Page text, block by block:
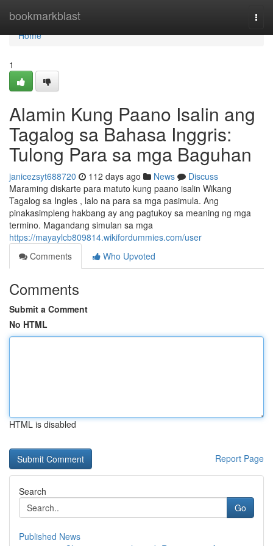
bookmarkblast
Home
Home
1
Alamin Kung Paano Isalin ang
Tagalog sa Bahasa Inggris:
Tulong Para sa mga Baguhan
janicezsyt688720 112 days ago News
Discuss
Maraming diskarte para matuto kung paano isalin Wikang
Tagalog sa Ingles , lalo na para sa mga pasimula. Ang
pinakasimpleng hakbang ay ang pagtukoy sa meaning ng mga
termino. Magandang simulan sa mga
https://mayaylcb809814.wikifordummies.com/user
Comments
Who Upvoted
Comments
Submit a Comment
No HTML
HTML is disabled
Report Page
Search
Go
Published News